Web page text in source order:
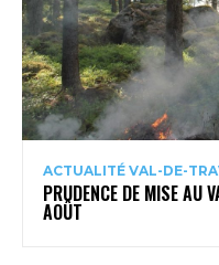
ACTUALITÉ VAL-DE-
PRUDENCE DE MISE AU
AOÛT